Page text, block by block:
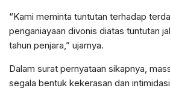
“Kami meminta tuntutan terhadap
penganiayaan divonis diatas tuntutan
tahun penjara,” ujarnya.
Dalam surat pernyataan sikapnya,
segala bentuk kekerasan dan